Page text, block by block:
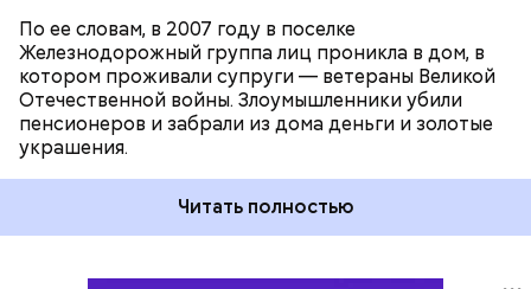
По ее словам, в 2007 году в поселке
Железнодорожный группа лиц проникла в дом, в
котором проживали супруги — ветераны Великой
Отечественной войны. Злоумышленники убили
пенсионеров и забрали из дома деньги и золотые
украшения.
Читать полностью